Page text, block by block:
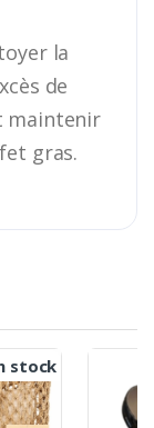
la
de
maintenir
gras.
stock